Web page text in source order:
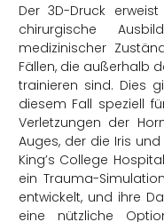
Der 3D-Druck
chirurgische
medizinischer
Fällen, die außerhalb
trainieren sind. Dies
diesem Fall speziell
Verletzungen der
Auges, der die Iris
King’s College
ein Trauma-
entwickelt, und ihre
eine nützliche